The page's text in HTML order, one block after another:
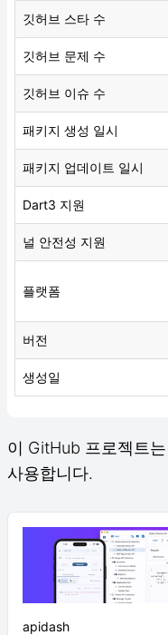
깃허브 스타 수
깃허브 문제 수
깃허브 이슈 수
패키지 생성 일시
패키지 업데이트 일시
Dart3 지원
널 안전성 지원
플랫폼
버전
생성일
이 GitHub 프로젝트
사용합니다.
apidash